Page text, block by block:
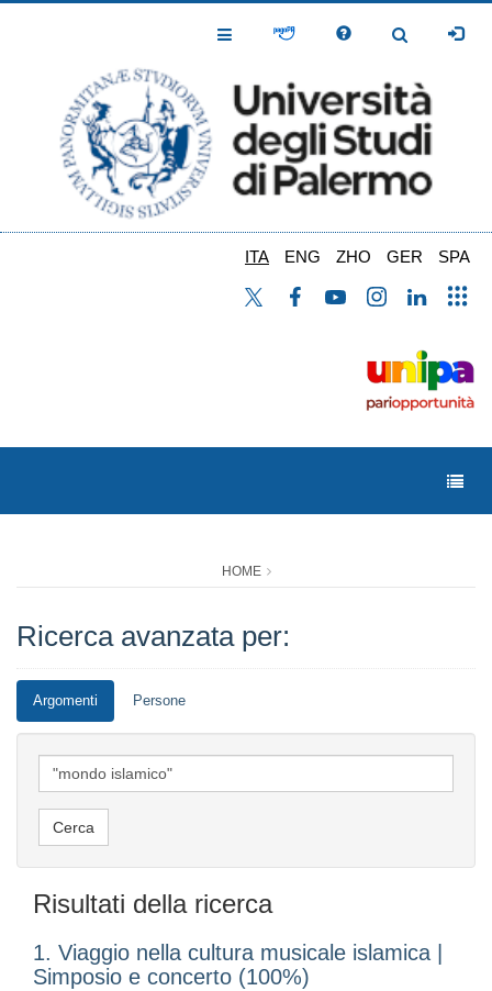
Toggle
Toggle
ITA ENG ZHO GER SPA
HOME
Ricerca avanzata per:
Argomenti Persone
Risultati della ricerca
1. Viaggio nella cultura musicale islamica |
Simposio e concerto (100%)